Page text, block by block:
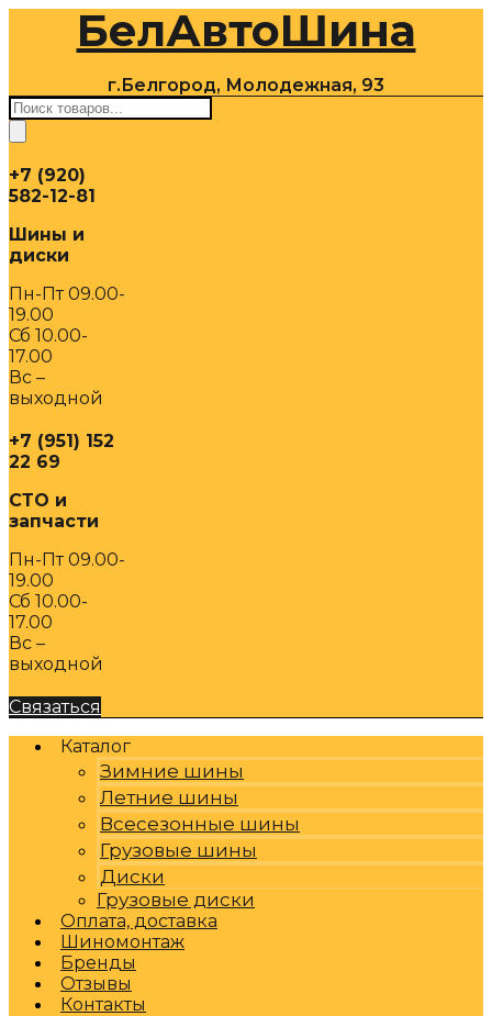
содержимомуБелАвтоШина
г.Белгород, Молодежная, 93
Поиск
товаров
+7 (920)
582-12-81
Шины и
диски
Пн-Пт 09.00-
19.00
Сб 10.00-
17.00
Вс –
выходной
+7 (951) 152
22 69
СТО и
запчасти
Пн-Пт 09.00-
19.00
Сб 10.00-
17.00
Вс –
выходной
Связаться
Каталог
Зимние шины
Летние шины
Всесезонные шины
Грузовые шины
Диски
Грузовые диски
Оплата, доставка
Шиномонтаж
Бренды
Отзывы
Контакты